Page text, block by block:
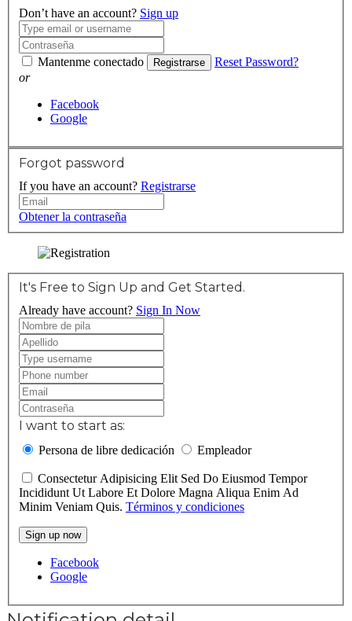
Don’t have an account? Sign up
Mantenme conectado Registrarse
Reset Password?
or
Facebook
Google
Forgot password
If you have an account? Registrarse
Obtener la contraseña
It's Free to Sign Up and Get Started.
Already have account? Sign In Now
I want to start as:
Persona de libre dedicación Empleador
Incididunt Ut Labore Et Dolore Magna Aliqua Enim Ad
Minim Veniam Quis. Términos y condiciones
Sign up now
Facebook
Google